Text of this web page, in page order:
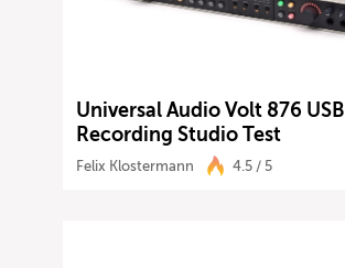
Universal Audio Volt 876 USB
Recording Studio Test
Felix Klostermann 4.5 / 5